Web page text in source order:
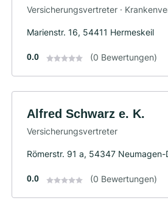
Versicherungsvertreter ·
Marienstr. 16, 54411 Hermeskeil
0.0 (0 Bewertungen)
Alfred Schwarz e. K.
Versicherungsvertreter
Römerstr. 91 a, 54347 Neumagen-
0.0 (0 Bewertungen)